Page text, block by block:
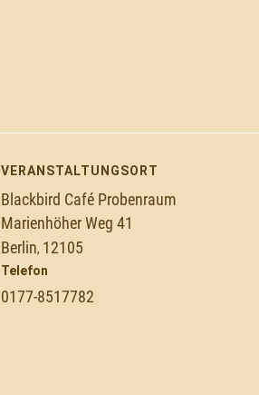
VERANSTALTUNGSORT
Blackbird Café Probenraum
Marienhöher Weg 41
Berlin, 12105
Telefon
0177-8517782